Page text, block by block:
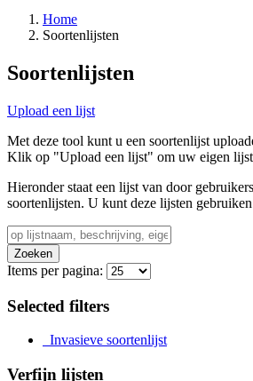
Home
Soortenlijsten
Soortenlijsten
Upload een lijst
Met deze tool kunt u een soortenlijst
Klik op "Upload een lijst" om uw eigen lijst
Hieronder staat een lijst van door
soortenlijsten. U kunt deze lijsten
Zoeken
Items per pagina:
Selected filters
Invasieve soortenlijst
Verfijn lijsten